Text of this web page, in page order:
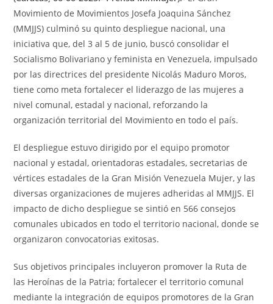
Movimiento de Movimientos Josefa Joaquina Sánchez
(MMJJS) culminó su quinto despliegue nacional, una
iniciativa que, del 3 al 5 de junio, buscó consolidar el
Socialismo Bolivariano y feminista en Venezuela, impulsado
por las directrices del presidente Nicolás Maduro Moros,
tiene como meta fortalecer el liderazgo de las mujeres a
nivel comunal, estadal y nacional, reforzando la
organización territorial del Movimiento en todo el país.
El despliegue estuvo dirigido por el equipo promotor
nacional y estadal, orientadoras estadales, secretarias de
vértices estadales de la Gran Misión Venezuela Mujer, y las
diversas organizaciones de mujeres adheridas al MMJJS. El
impacto de dicho despliegue se sintió en 566 consejos
comunales ubicados en todo el territorio nacional, donde se
organizaron convocatorias exitosas.
Sus objetivos principales incluyeron promover la Ruta de
las Heroínas de la Patria; fortalecer el territorio comunal
mediante la integración de equipos promotores de la Gran